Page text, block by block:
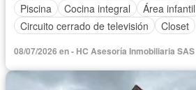
Piscina
Cocina integral
Área infantil
Circuito cerrado de televisión
Closet
08/07/2026 en - HC Asesoría Inmobiliaria SAS